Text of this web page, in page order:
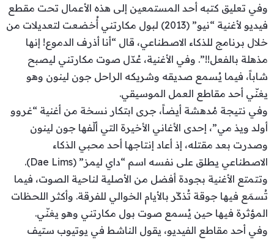
وفي تعليق كتبه أحد المستمعين إلى هذه الأعمال تحت مقطع
فيديو لأغنية “نيو” (2013) لبول مكارتني أُخضعت لتعديلات من
خلال برنامج للذكاء الاصطناعي، قال “أنا أذرف الدموع! إنها
مذهلة بالفعل!!”. وفي الأغنية، عُدّل صوت مكارتني ليصبح
شاباً، فيما يُسمع صديقه وشريكه الراحل جون لينون وهو
يغنّي أحد مقاطع العمل الموسيقي.
وفي نتيجة مُدهشة أيضاً، جرى ابتكار نسخة من أغنية “غروو
أولد ويذ مي”، إحدى الأغاني الأخيرة التي ألّفها جون لينون
وصدرت بعد مقتله، إذ أعاد إنتاجها أحد محبي الذكاء
الاصطناعي يطلق على نفسه اسم “داي ليمز” (Dae Lims).
وتتمتع الأغنية بجودة أفضل من الأصلية لناحية الصوت، فيما
تُسمَع فيها جوقة تُذكّر بالأيام الخوالي للفرقة. وأكثر اللحظات
المؤثرة فيها حين يُسمع صوت بول مكارتني وهو يغنّي.
وفي أحد مقاطع الفيديو، يقول الناشط في يوتيوب ستيف